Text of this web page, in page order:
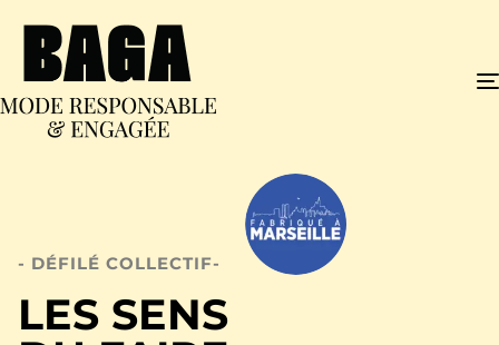
- DÉFILÉ COLLECTIF-
LES SENS